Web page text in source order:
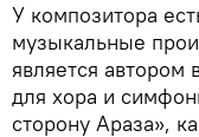
У композитора
музыкальные
является
для хора и
сторону Араза»,